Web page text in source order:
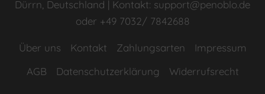
Dürrn, Deutschland | Kontakt: support@penoblo.de
oder +49 7032/ 7842688
Über uns Kontakt Zahlungsarten
Impressum
AGB
Datenschutzerklärung Widerrufsrecht